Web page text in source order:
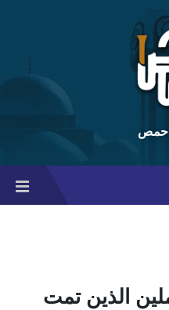
حمص
الذين تمت